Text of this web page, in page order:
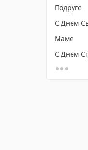
Подруге
Маме
С Днем